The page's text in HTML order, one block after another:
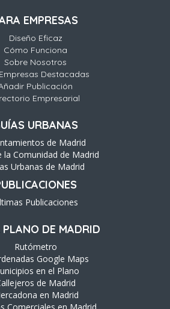
EMPRESAS
Diseño Eficaz
Cómo Funciona
Sobre Nosotros
Destacadas
Publicación
Empresarial
URBANAS
de Madrid
la Comunidad de Madrid
Urbanas de Madrid
Publicaciones
PLANO DE MADRID
Rutómetro
Google Maps
en el Plano
de Madrid
en Madrid